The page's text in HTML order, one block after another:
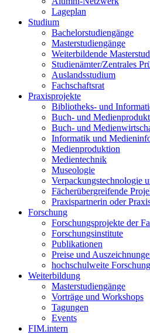
Lageplan
Studium
Bachelorstudiengänge
Masterstudiengänge
Weiterbildende
Studienämter/Zentrales
Auslandsstudium
Fachschaftsrat
Praxisprojekte
Bibliotheks- und
Buch- und
Buch- und
Informatik und
Medienproduktion
Medientechnik
Museologie
Verpackungstechnologie
Fächerübergreifende
Praxispartnerin oder
Forschung
Forschungsprojekte der
Forschungsinstitute
Publikationen
Preise und
hochschulweite
Weiterbildung
Masterstudiengänge
Vorträge und Workshops
Tagungen
Events
FIM.intern